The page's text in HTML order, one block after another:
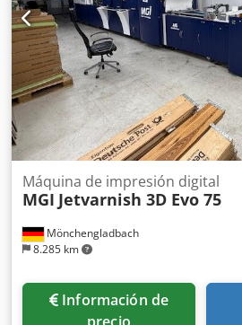
Mönchengladbach
8.285 km
Máquina de impresión digital
MGI Jetvarnish 3D Evo 75
Información de